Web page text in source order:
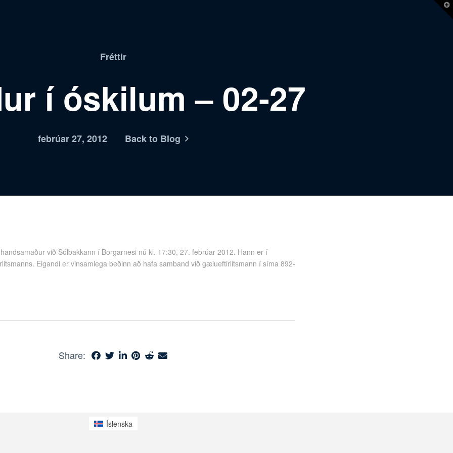
Fréttir
í óskilum – 02-27
febrúar 27, 2012 Back to Blog
við Sólbakkann í Borgarnesi nú kl. 17:30, 27. febrúar 2012. Hann er í
Eigandi er vinsamlega beðinn að hafa samband við gælueftirlitsmann í síma 892-
Share:
Íslenska